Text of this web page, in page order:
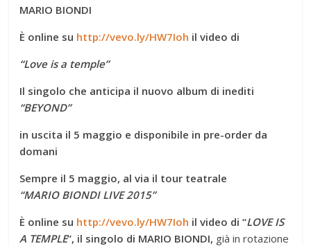
MARIO BIONDI
È online su http://vevo.ly/HW7Ioh il video di
“Love is a temple”
Il singolo che anticipa il nuovo album di inediti
“BEYOND”
in uscita il 5 maggio e disponibile in pre-order da
domani
Sempre il 5 maggio, al via il tour teatrale
“MARIO BIONDI LIVE 2015”
È online su http://vevo.ly/HW7Ioh il video di “LOVE IS
A TEMPLE”, il singolo di MARIO BIONDI, già in rotazione